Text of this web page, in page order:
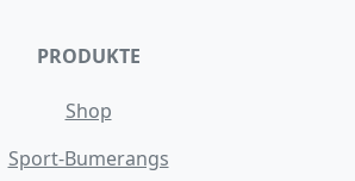
PRODUKTE
Shop
Sport-Bumerangs